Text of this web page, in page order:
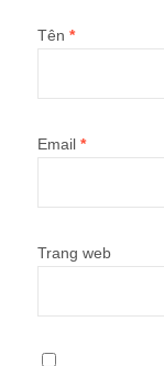
Tên *
Email *
Trang web